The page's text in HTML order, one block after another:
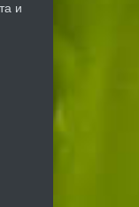
и